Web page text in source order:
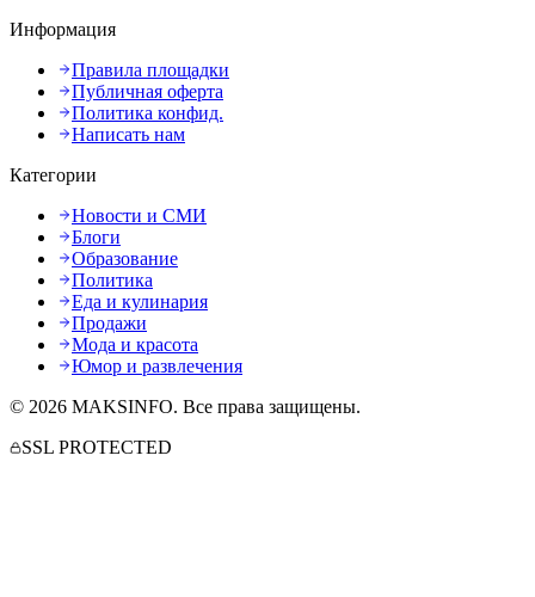
Информация
Правила площадки
Публичная оферта
Политика конфид.
Написать нам
Категории
Новости и СМИ
Блоги
Образование
Политика
Еда и кулинария
Продажи
Мода и красота
Юмор и развлечения
© 2026 MAKSINFO. Все права защищены.
SSL PROTECTED